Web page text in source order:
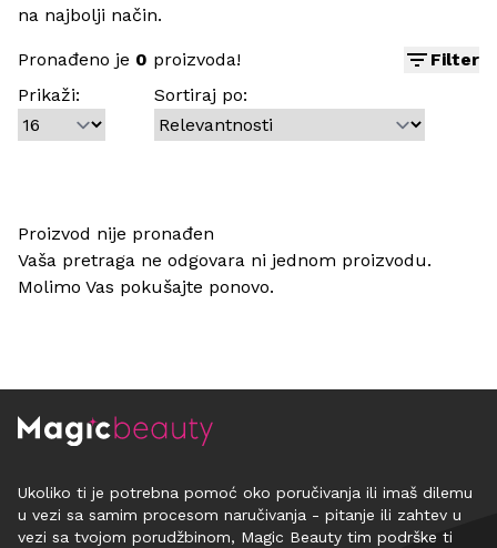
na najbolji način.
Pronađeno je 0 proizvoda!
Filter
Prikaži:
Sortiraj po:
Proizvod nije pronađen
Vaša pretraga ne odgovara ni jednom proizvodu.
Molimo Vas pokušajte ponovo.
Ukoliko ti je potrebna pomoć oko poručivanja ili imaš dilemu
u vezi sa samim procesom naručivanja - pitanje ili zahtev u
vezi sa tvojom porudžbinom, Magic Beauty tim podrške ti